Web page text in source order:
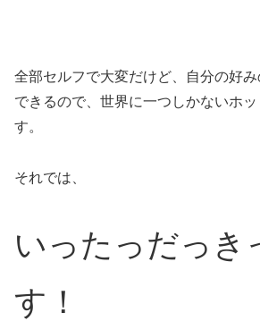
全部セルフで大変だけど、自分の好
できるので、世界に一つしかないホ
す。
それでは、
いったっだっき
す！